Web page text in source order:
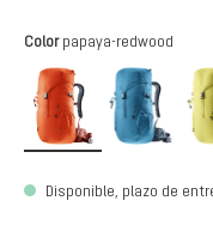
Seleccione
Color papaya-redwood
papaya-
Disponible, plazo de